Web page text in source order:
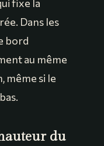
fixe la
Dans les
bord
au même
même si le
du